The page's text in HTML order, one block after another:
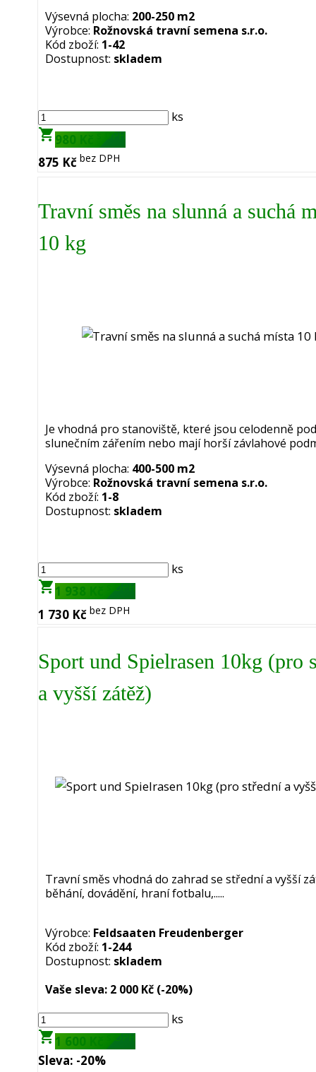
Výsevná plocha: 200-250 m2
Výrobce: Rožnovská travní semena s.r.o.
Kód zboží: 1-42
Dostupnost: skladem
ks
shopping_cart980 Kč s DPH
875 Kč bez DPH
Travní směs na slunná a suchá
10 kg
Je vhodná pro stanoviště, které jsou celodenně
slunečním zářením nebo mají horší závlahové
Výsevná plocha: 400-500 m2
Výrobce: Rožnovská travní semena s.r.o.
Kód zboží: 1-8
Dostupnost: skladem
ks
shopping_cart1 938 Kč s DPH
1 730 Kč bez DPH
Sport und Spielrasen 10kg (pro
a vyšší zátěž)
Travní směs vhodná do zahrad se střední a vyšší
běhání, dovádění, hraní fotbalu,.....
Výrobce: Feldsaaten Freudenberger
Kód zboží: 1-244
Dostupnost: skladem
Vaše sleva: 2 000 Kč (-20%)
ks
shopping_cart1 600 Kč s DPH
Sleva: -20%